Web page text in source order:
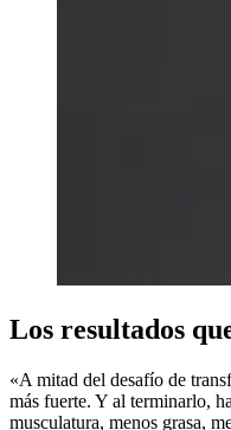
Los resultados
«A mitad del desafío de
más fuerte. Y al terminarlo,
musculatura, menos grasa,